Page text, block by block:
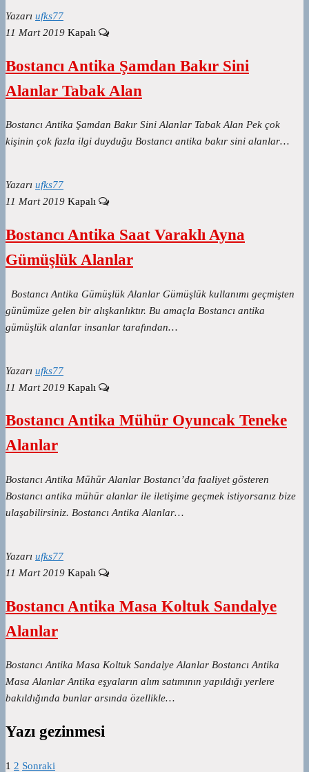
Yazarı ufks77
11 Mart 2019 Kapalı
Bostancı Antika Şamdan Bakır Sini
Alanlar Tabak Alan
Bostancı Antika Şamdan Bakır Sini Alanlar Tabak Alan Pek çok
kişinin çok fazla ilgi duyduğu Bostancı antika bakır sini alanlar…
Yazarı ufks77
11 Mart 2019 Kapalı
Bostancı Antika Saat Varaklı Ayna
Gümüşlük Alanlar
Bostancı Antika Gümüşlük Alanlar Gümüşlük kullanımı geçmişten
günümüze gelen bir alışkanlıktır. Bu amaçla Bostancı antika
gümüşlük alanlar insanlar tarafından…
Yazarı ufks77
11 Mart 2019 Kapalı
Bostancı Antika Mühür Oyuncak Teneke
Alanlar
Bostancı Antika Mühür Alanlar Bostancı’da faaliyet gösteren
Bostancı antika mühür alanlar ile iletişime geçmek istiyorsanız bize
ulaşabilirsiniz. Bostancı Antika Alanlar…
Yazarı ufks77
11 Mart 2019 Kapalı
Bostancı Antika Masa Koltuk Sandalye
Alanlar
Bostancı Antika Masa Koltuk Sandalye Alanlar Bostancı Antika
Masa Alanlar Antika eşyaların alım satımının yapıldığı yerlere
bakıldığında bunlar arsında özellikle…
Yazı gezinmesi
1 2 Sonraki